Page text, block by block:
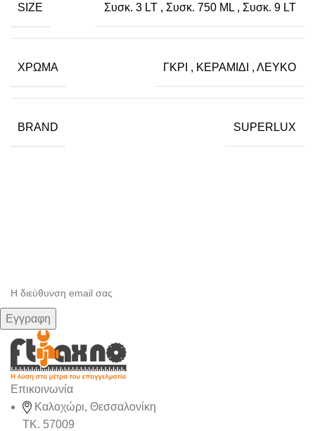
SIZE Συσκ. 3 LT , Συσκ. 750 ML , Συσκ. 9 LT
ΧΡΏΜΑ ΓΚΡΙ , ΚΕΡΑΜΙΔΙ , ΛΕΥΚΟ
BRAND SUPERLUX
Επικοινωνία
Καλοχώρι, Θεσσαλονίκη
TK. 57009